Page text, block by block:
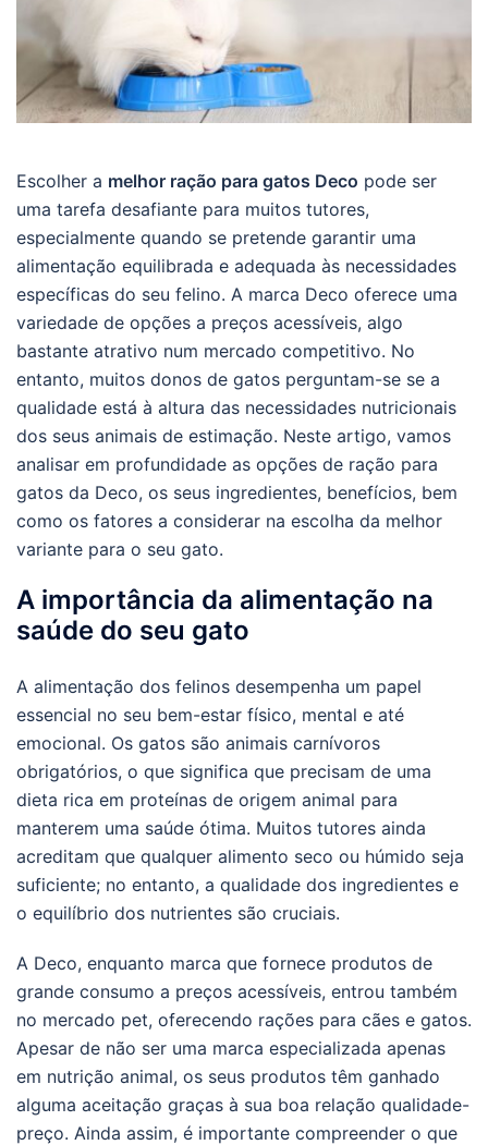
Escolher a melhor ração para gatos Deco pode ser
uma tarefa desafiante para muitos tutores,
especialmente quando se pretende garantir uma
alimentação equilibrada e adequada às necessidades
específicas do seu felino. A marca Deco oferece uma
variedade de opções a preços acessíveis, algo
bastante atrativo num mercado competitivo. No
entanto, muitos donos de gatos perguntam-se se a
qualidade está à altura das necessidades nutricionais
dos seus animais de estimação. Neste artigo, vamos
analisar em profundidade as opções de ração para
gatos da Deco, os seus ingredientes, benefícios, bem
como os fatores a considerar na escolha da melhor
variante para o seu gato.
A importância da alimentação na
saúde do seu gato
A alimentação dos felinos desempenha um papel
essencial no seu bem-estar físico, mental e até
emocional. Os gatos são animais carnívoros
obrigatórios, o que significa que precisam de uma
dieta rica em proteínas de origem animal para
manterem uma saúde ótima. Muitos tutores ainda
acreditam que qualquer alimento seco ou húmido seja
suficiente; no entanto, a qualidade dos ingredientes e
o equilíbrio dos nutrientes são cruciais.
A Deco, enquanto marca que fornece produtos de
grande consumo a preços acessíveis, entrou também
no mercado pet, oferecendo rações para cães e gatos.
Apesar de não ser uma marca especializada apenas
em nutrição animal, os seus produtos têm ganhado
alguma aceitação graças à sua boa relação qualidade-
preço. Ainda assim, é importante compreender o que